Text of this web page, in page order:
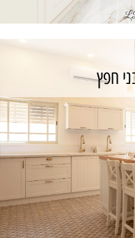
באלעד
חפץ